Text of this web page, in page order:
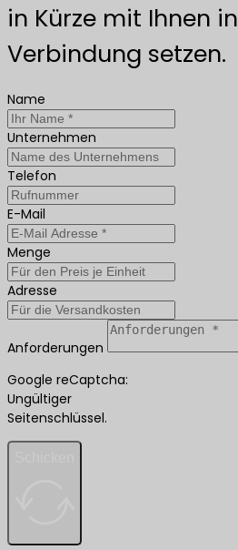
in Kürze mit Ihnen in
Verbindung setzen.
Name
Unternehmen
Telefon
E-Mail
Menge
Adresse
Anforderungen
Google reCaptcha:
Ungültiger
Seitenschlüssel.